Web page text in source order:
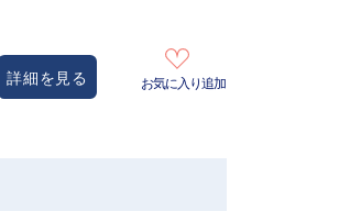
詳細を見る お気に入り追加